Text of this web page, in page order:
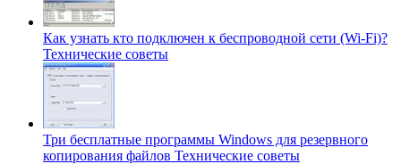
Как узнать кто подключен к беспроводной сети (Wi-Fi)?
Технические советы
Три бесплатные программы Windows для резервного
копирования файлов Технические советы